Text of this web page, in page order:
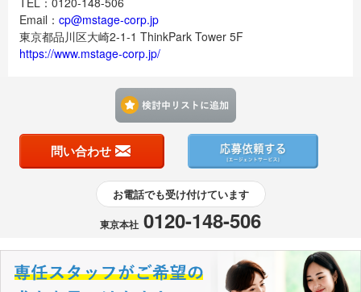
Email： cp@mstage-corp.jp
東京都品川区大崎2-1-1 ThinkPark Tower 5F
https://www.mstage-corp.jp/
問い合わせ
お電話でも受け付けています
東京本社 0120-148-506